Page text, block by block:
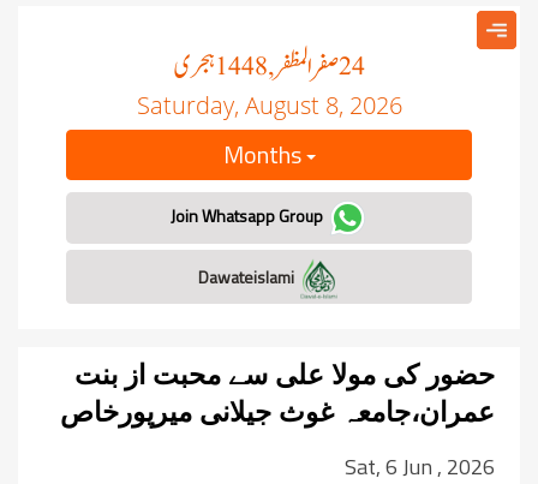
24صفر المظفر, 1448 ہجری
Saturday, August 8, 2026
Months
Join Whatsapp Group
حضور کی مولا علی سے محبت از بنت
عمران،جامعہ غوث جیلانی میرپورخاص
Sat, 6 Jun , 2026